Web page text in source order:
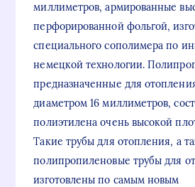
миллиметров, армированные
перфорированной фольгой,
специального сополимера по
немецкой технологии.
предназначенные для
диаметром 16 миллиметров,
полиэтилена очень высокой
Такие трубы для отопления, а
полипропиленовые трубы для
изготовлены по самым новым